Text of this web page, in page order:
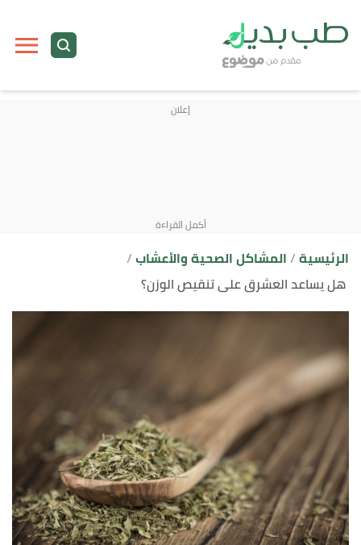
الرئيسية المشاكل الصحية والأعشاب
هل يساعد العشرق على تنقيص الوزن؟